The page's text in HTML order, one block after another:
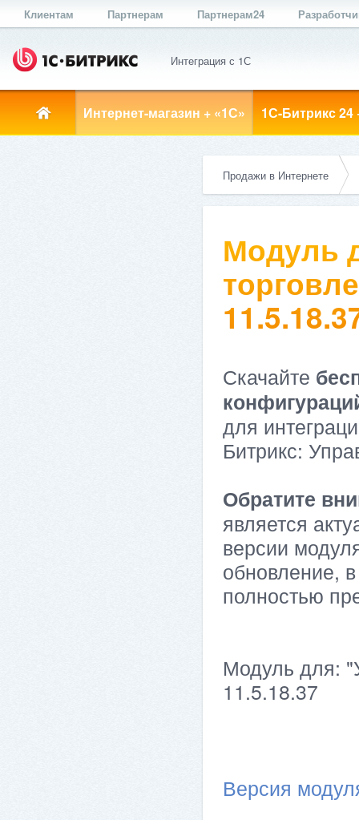
Клиентам Партнерам Партнерам24
Интеграция с 1С
Интернет-магазин + «1С» 1С-Битрикс 24
Продажи в Интернете
Модуль
Скачайте
для
Битрикс:
Обратите
является
версии
обновление,
полностью
Модуль для:
11.5.18.37
Версия